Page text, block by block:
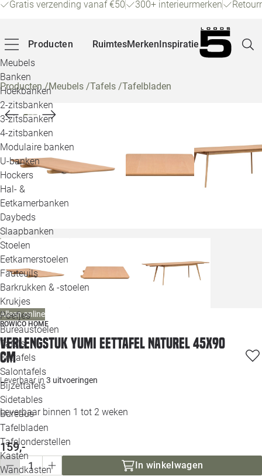
Gratis verzending vanaf €50 300+ interieurmerken
Producten
Meubels
Banken
Hoekbanken
2-zitsbanken
3-zitsbanken
4-zitsbanken
Modulaire banken
U-banken
Hockers
Hal- &
Eetkamerbanken
Daybeds
Slaapbanken
Stoelen
Eetkamerstoelen
Fauteuils
Barkrukken & -stoelen
Krukjes
Poefjes
Bureaustoelen
Tafels
Eettafels
Salontafels
Bijzettafels
Sidetables
Bureaus
Tafelbladen
Tafelonderstellen
Kasten
Wandkasten
RuimtesMerkenInspiratie
Producten/Meubels /Tafels /Tafelbladen
Alleen online
ROWICO HOME
Verlengstuk Yumi eettafel naturel 45x90
cm
Leverbaar in 3 uitvoeringen
Leverbaar binnen 1 tot 2 weken
159,-
In winkelwagen